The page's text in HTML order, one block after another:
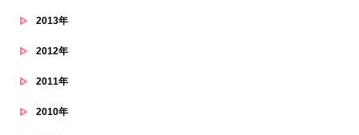
2013年
2012年
2011年
2010年